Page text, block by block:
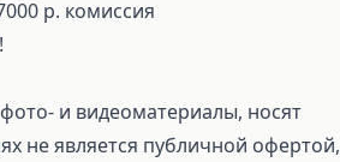
р. комиссия
и видеоматериалы, носят
не является публичной офертой,